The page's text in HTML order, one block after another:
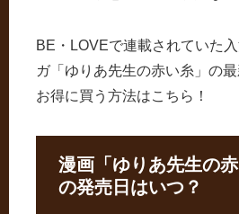
BE・LOVEで連載されていた
ガ「ゆりあ先生の赤い糸」の
お得に買う方法はこちら！
漫画「ゆりあ先生の
の発売日はいつ？